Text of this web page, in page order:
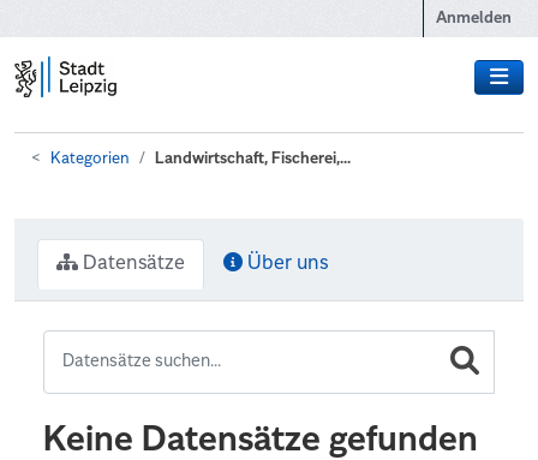
Anmelden
Kategorien Landwirtschaft, Fischerei,...
Datensätze Über uns
Keine Datensätze gefunden